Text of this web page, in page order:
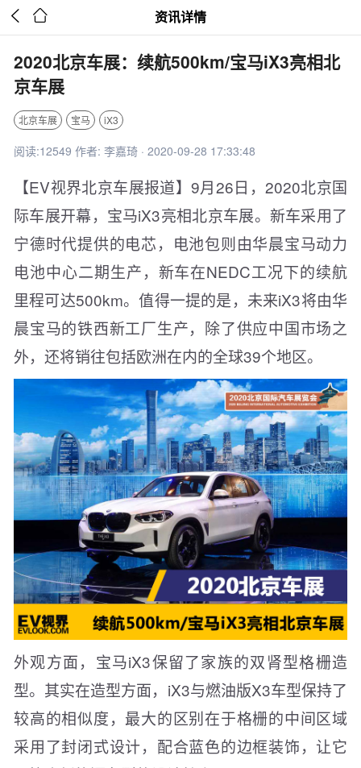
  资讯详情
2020北京车展：续航500km/宝马iX3亮相北
京车展
北京车展 宝马 iX3
阅读:12549 作者: 李嘉琦 · 2020-09-28 17:33:48
【EV视界北京车展报道】9月26日，2020北京国
际车展开幕，宝马iX3亮相北京车展。新车采用了
宁德时代提供的电芯，电池包则由华晨宝马动力
电池中心二期生产，新车在NEDC工况下的续航
里程可达500km。值得一提的是，未来iX3将由华
晨宝马的铁西新工厂生产，除了供应中国市场之
外，还将销往包括欧洲在内的全球39个地区。
外观方面，宝马iX3保留了家族的双肾型格栅造
型。其实在造型方面，iX3与燃油版X3车型保持了
较高的相似度，最大的区别在于格栅的中间区域
采用了封闭式设计，配合蓝色的边框装饰，让它